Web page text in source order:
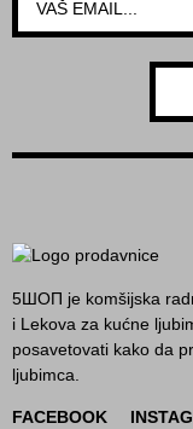
5ШОП je komšijska
i Lekova za kućne
posavetovati kako da
ljubimca.
FACEBOOK